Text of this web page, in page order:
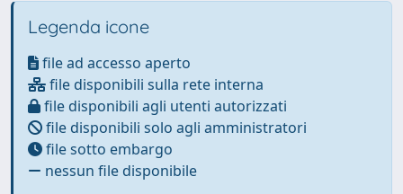
Legenda icone
file ad accesso aperto
file disponibili sulla rete interna
file disponibili agli utenti autorizzati
file disponibili solo agli amministratori
file sotto embargo
nessun file disponibile